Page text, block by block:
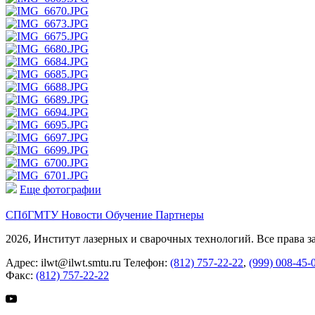
Еще фотографии
СПбГМТУНовости Обучение Партнеры
2026, Институт лазерных и сварочных технологий. Все права
Адрес: ilwt@ilwt.smtu.ru Телефон: (812) 757-22-22, (999) 008-45-
Факс: (812) 757-22-22